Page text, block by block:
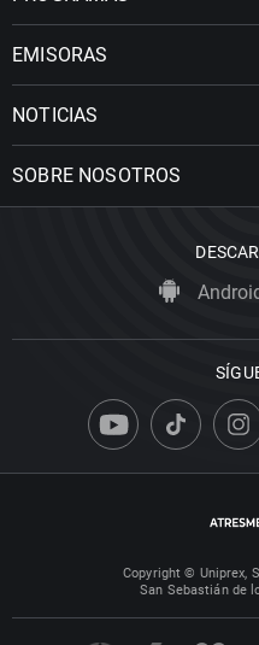
EMISORAS
NOTICIAS
SOBRE NOSOTROS
Copyright © Uniprex,
San Sebastián de